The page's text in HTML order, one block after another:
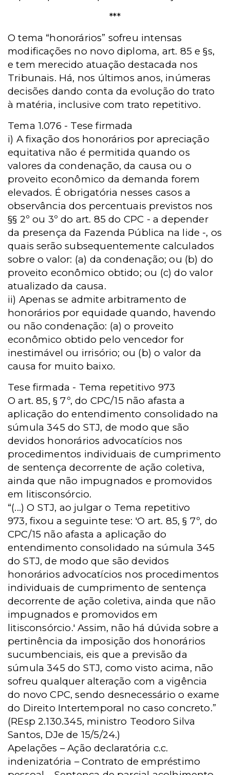
***
O tema “honorários” sofreu intensas
modificações no novo diploma, art. 85 e §s,
e tem merecido atuação destacada nos
Tribunais. Há, nos últimos anos, inúmeras
decisões dando conta da evolução do trato
à matéria, inclusive com trato repetitivo.
Tema 1.076 - Tese firmada
i) A fixação dos honorários por apreciação
equitativa não é permitida quando os
valores da condenação, da causa ou o
proveito econômico da demanda forem
elevados. É obrigatória nesses casos a
observância dos percentuais previstos nos
§§ 2º ou 3º do art. 85 do CPC - a depender
da presença da Fazenda Pública na lide -, os
quais serão subsequentemente calculados
sobre o valor: (a) da condenação; ou (b) do
proveito econômico obtido; ou (c) do valor
atualizado da causa.
ii) Apenas se admite arbitramento de
honorários por equidade quando, havendo
ou não condenação: (a) o proveito
econômico obtido pelo vencedor for
inestimável ou irrisório; ou (b) o valor da
causa for muito baixo.
Tese firmada - Tema repetitivo 973
O art. 85, § 7º, do CPC/15 não afasta a
aplicação do entendimento consolidado na
súmula 345 do STJ, de modo que são
devidos honorários advocatícios nos
procedimentos individuais de cumprimento
de sentença decorrente de ação coletiva,
ainda que não impugnados e promovidos
em litisconsórcio.
“(...) O STJ, ao julgar o Tema repetitivo
973, fixou a seguinte tese: 'O art. 85, § 7º, do
CPC/15 não afasta a aplicação do
entendimento consolidado na súmula 345
do STJ, de modo que são devidos
honorários advocatícios nos procedimentos
individuais de cumprimento de sentença
decorrente de ação coletiva, ainda que não
impugnados e promovidos em
litisconsórcio.' Assim, não há dúvida sobre a
pertinência da imposição dos honorários
sucumbenciais, eis que a previsão da
súmula 345 do STJ, como visto acima, não
sofreu qualquer alteração com a vigência
do novo CPC, sendo desnecessário o exame
do Direito Intertemporal no caso concreto.”
(REsp 2.130.345, ministro Teodoro Silva
Santos, DJe de 15/5/24.)
Apelações – Ação declaratória c.c.
indenizatória – Contrato de empréstimo